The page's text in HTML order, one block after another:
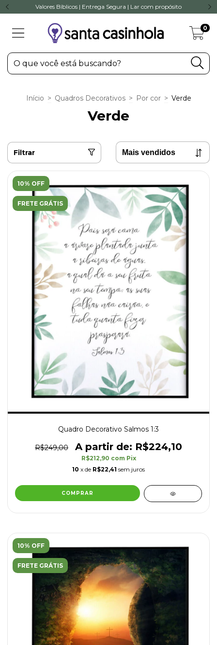
Valores Bíblicos | Entrega Segura | Lar com propósito
0
Início > Quadros Decorativos > Por cor > Verde
Verde
Filtrar
10% OFF
FRETE GRÁTIS
Quadro Decorativo Salmos 1:3
R$249,00 R$224,10
R$212,90 com Pix
10 x de R$22,41 sem juros
COMPRAR
10% OFF
FRETE GRÁTIS